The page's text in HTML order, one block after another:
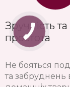
Зручність та
простота
Не бояться
та забруднень